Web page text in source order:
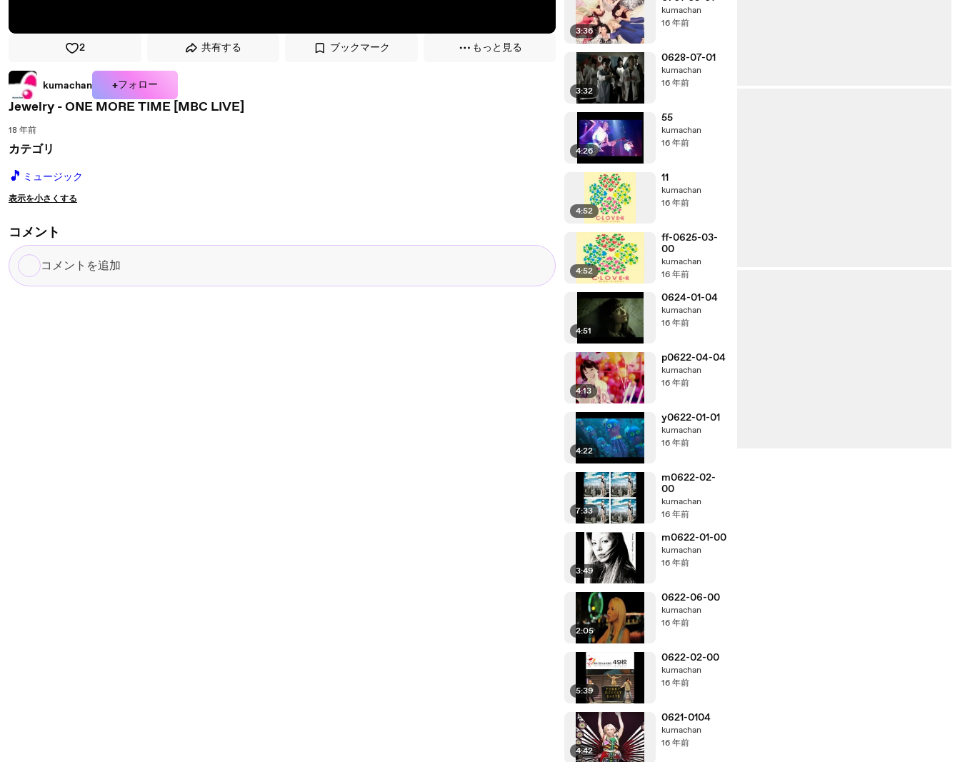
2 共有する ブックマーク もっと見る
kumachan +フォロー
Jewelry - ONE MORE TIME [MBC LIVE]
18 年前
カテゴリ
🎵 ミュージック
表示を小さくする
コメント
コ
メ
3:36
kumachan
16 年前
3:32
0628-07-01
kumachan
16 年前
4:26
55
kumachan
16 年前
4:52
11
kumachan
16 年前
4:52
ff-0625-03-
00
kumachan
16 年前
4:51
0624-01-04
kumachan
16 年前
4:13
p0622-04-04
kumachan
16 年前
4:22
y0622-01-01
kumachan
16 年前
7:33
m0622-02-
00
kumachan
16 年前
3:49
m0622-01-00
kumachan
16 年前
2:05
0622-06-00
kumachan
16 年前
5:39
0622-02-00
kumachan
16 年前
4:42
0621-0104
kumachan
16 年前